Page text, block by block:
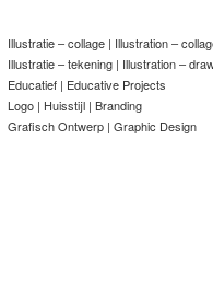
Illustratie – collage | Illustration –
Illustratie – tekening | Illustration –
Educatief | Educative Projects
Logo | Huisstijl | Branding
Grafisch Ontwerp | Graphic Design